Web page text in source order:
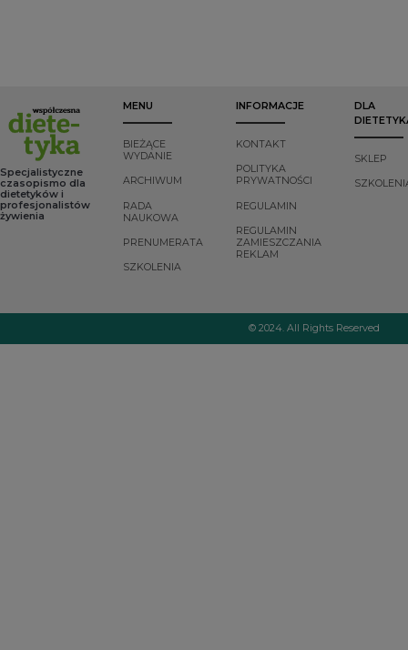
Specjalistyczne
czasopismo dla
dietetyków i
profesjonalistów
żywienia
MENU
BIEŻĄCE
WYDANIE
ARCHIWUM
RADA
NAUKOWA
PRENUMERATA
SZKOLENIA
INFORMACJE
KONTAKT
POLITYKA
PRYWATNOŚCI
REGULAMIN
REGULAMIN
ZAMIESZCZANIA
REKLAM
DLA
SKLEP
© 2024. All Rights Reserved